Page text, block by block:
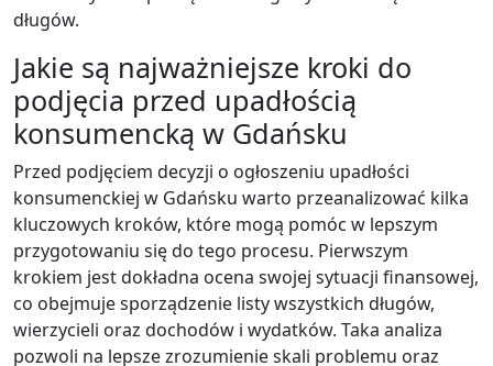
długów.
Jakie są najważniejsze kroki do
podjęcia przed upadłością
konsumencką w Gdańsku
Przed podjęciem decyzji o ogłoszeniu upadłości
konsumenckiej w Gdańsku warto przeanalizować kilka
kluczowych kroków, które mogą pomóc w lepszym
przygotowaniu się do tego procesu. Pierwszym
krokiem jest dokładna ocena swojej sytuacji finansowej,
co obejmuje sporządzenie listy wszystkich długów,
wierzycieli oraz dochodów i wydatków. Taka analiza
pozwoli na lepsze zrozumienie skali problemu oraz